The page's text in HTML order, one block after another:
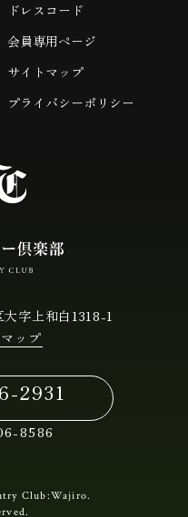
大字上和白1318-1
ップ
2931
8586
ドレスコード
会員専用ページ
サイトマップ
プライバシーポリシー
Club:Wajiro.